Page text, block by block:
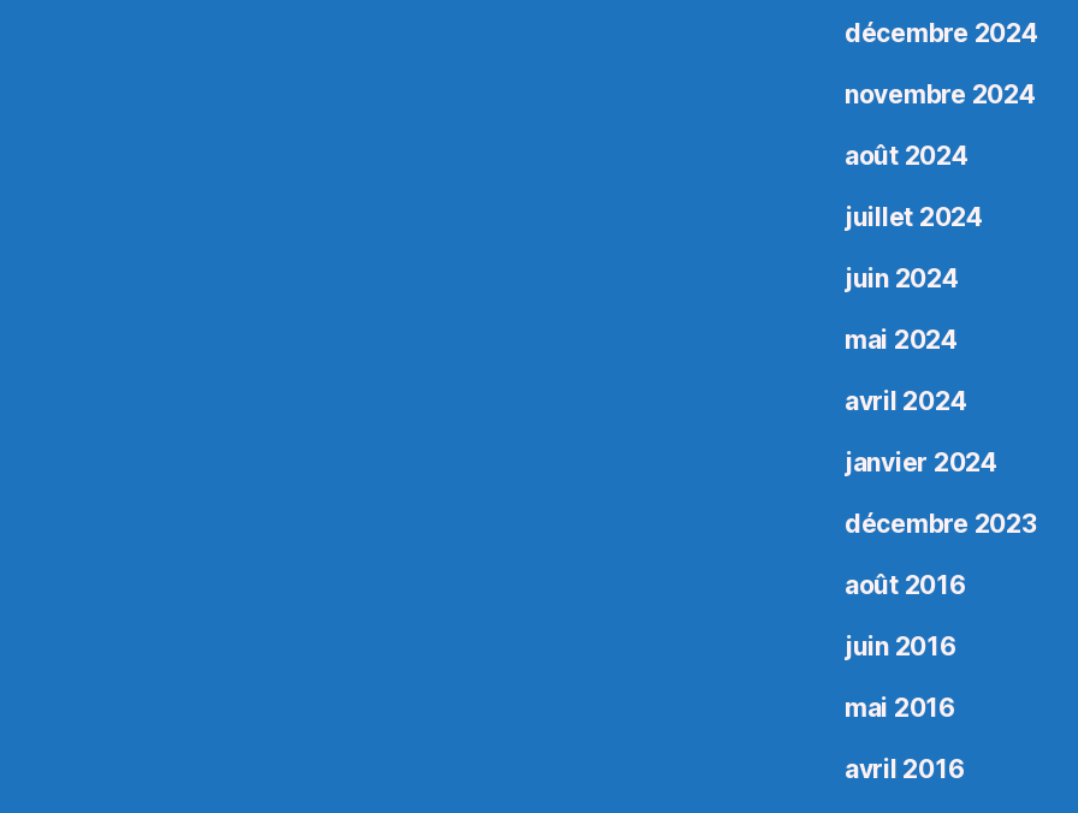
décembre 2024
novembre 2024
août 2024
juillet 2024
juin 2024
mai 2024
avril 2024
janvier 2024
décembre 2023
août 2016
juin 2016
mai 2016
avril 2016